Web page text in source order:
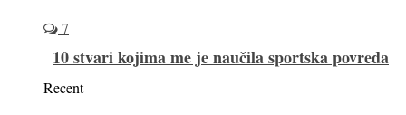
7
10 stvari kojima me je naučila sportska povreda
Recent